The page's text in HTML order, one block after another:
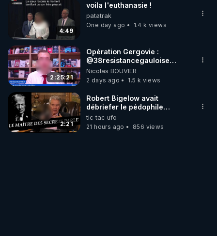
4:49
voila l'euthanasie !
patatrak
One day ago
1.4 k views
2:25:21
Opération Gergovie :
‪@38resistancegauloise‬
‪@MarionSigautOfficiel‬
‪@gladysriifard5710‬ Laëtitia
Nicolas BOUVIER
2 days ago
1.5 k views
2:21
Robert Bigelow avait
débriefer le pédophile
génocidaire de donald j
trump
tic tac ufo
21 hours ago
856 views